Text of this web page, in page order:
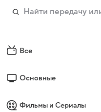
Все
Основные
Фильмы и Сериалы